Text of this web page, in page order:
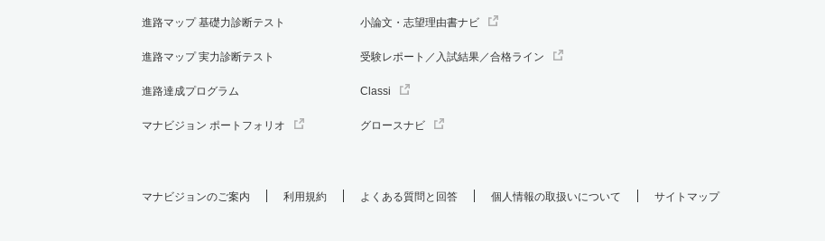
進路マップ 基礎力診断テスト
進路マップ 実力診断テスト
進路達成プログラム
マナビジョン ポートフォリオ
小論文・志望理由書ナビ
受験レポート／入試結果／合格ライン
Classi
グロースナビ
マナビジョンのご案内 利用規約 よくある質問と回答 個人情報の取扱いについて サイトマップ